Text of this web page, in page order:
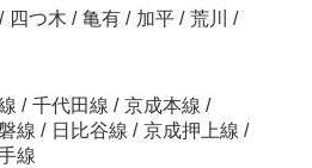
/ 四つ木 / 亀有 / 加平 / 荒川 /
/ 千代田線 / 京成本線 /
線 / 日比谷線 / 京成押上線 /
線